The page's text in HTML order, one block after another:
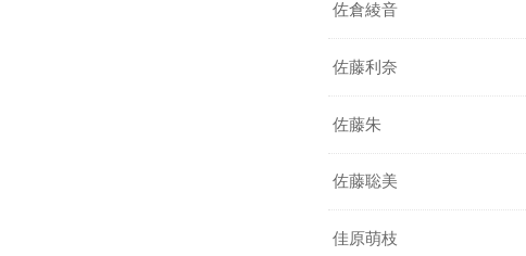
佐倉綾音
佐藤利奈
佐藤朱
佐藤聡美
佳原萌枝